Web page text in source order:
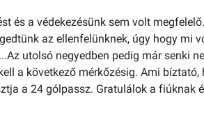
és a védekezésünk sem volt
az ellenfelünknek, úgy hogy mi
utolsó negyedben pedig már senki
a következő mérkőzésig. Ami bíztató,
a 24 gólpassz. Gratulálok a fiúknak